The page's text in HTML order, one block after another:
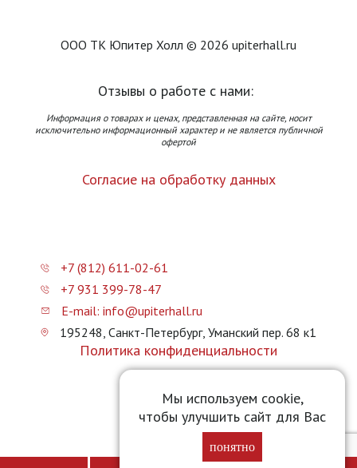
Мы используем cookie,
чтобы улучшить сайт для Вас
понятно
ООО ТК Юпитер Холл © 2026 upiterhall.ru
Отзывы о работе с нами:
Информация о товарах и ценах, представленная на сайте, носит
исключительно информационный характер и не является публичной
офертой
Согласие на обработку данных
+7 (812) 611-02-61
+7 931 399-78-47
E-mail: info@upiterhall.ru
195248, Санкт-Петербург, Уманский пер. 68 к1
Политика конфиденциальности
Карта сайта
Прайс-лист